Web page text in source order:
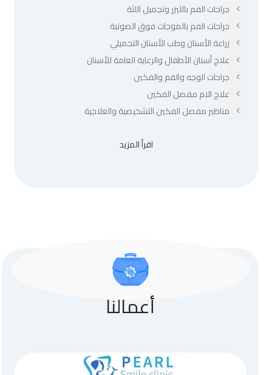
جراحات الفم بالليزر وتجميل اللثة
جراحات الفم بالموجات فوق الصوتية
زراعة الأسنان وطب الأسنان التجميلي
علاج أسنان الأطفال والرعاية العامة للأسنان
جراحات الوجه والفم والفكين
علاج الام مفصل الفكين
مناظير مفصل الفكين التشخيصية والعلاجية
اقرأ المزيد
أعمالنا